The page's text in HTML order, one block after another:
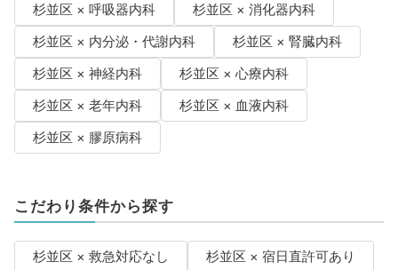
杉並区 × 呼吸器内科
杉並区 × 消化器内科
杉並区 × 内分泌・代謝内科
杉並区 × 腎臓内科
杉並区 × 神経内科
杉並区 × 心療内科
杉並区 × 老年内科
杉並区 × 血液内科
杉並区 × 膠原病科
こだわり条件から探す
杉並区 × 救急対応なし
杉並区 × 宿日直許可あり